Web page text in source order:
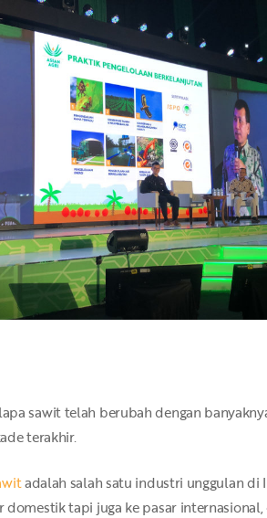
sawit telah berubah dengan
terakhir.
adalah salah satu industri unggulan di
tapi juga ke pasar